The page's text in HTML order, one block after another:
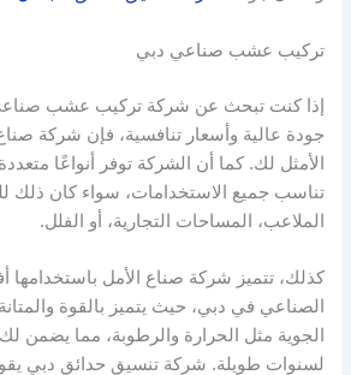
تركيب عشب صناعي دبي
إذا كنت تبحث عن شركة تركيب عشب
جودة عالية وأسعار تنافسية، فإن شركة
الأمثل لك. كما أن الشركة توفر أنواعًا
تناسب جميع الاستخدامات، سواء كان ذلك
الملاعب، المساحات التجارية، أو الفلل.
كذلك، تتميز شركة صناع الأمل باستخدامها
الصناعي في دبي، حيث يتميز بالقوة
الجوية مثل الحرارة والرطوبة، مما يضمن
لسنوات طويلة. شركة تنسيق حدائق دبي